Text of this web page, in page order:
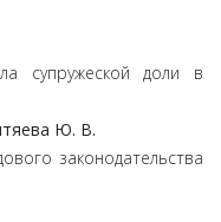
супружеской доли в
Ю. В.
законодательства